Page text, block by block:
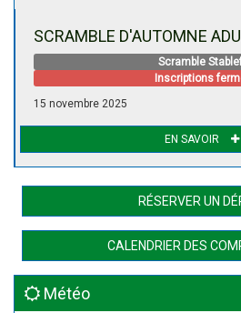
SCRAMBLE D'AUTOMNE
Scramble
Inscriptions
15 novembre 2025
EN SAVOIR
RÉSERVER UN
CALENDRIER DES
Météo